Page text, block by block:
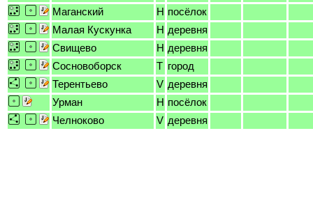
Маганский
H посёлок
Малая Кускунка
H деревня
Свищево
H деревня
Сосновоборск
T город
Терентьево
V деревня
Урман
H посёлок
Челноково
V деревня